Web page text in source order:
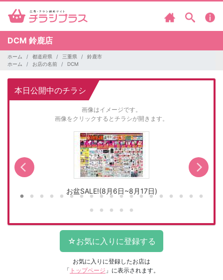
DCM 鈴鹿店
ホーム 都道府県 三重県
鈴鹿市
ホーム
お店の名前 DCM
本日公開中のチラシ
画像はイメージです。
画像をクリックするとチラシが開きます。
お盆SALE!(8月6日~8月17日)
お気に入りに登録したお店は
「 トップページ 」に表示されます。